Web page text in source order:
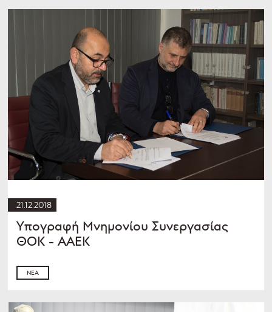
21.12.2018
Υπογραφή Μνημονίου Συνεργασίας
ΘΟΚ - ΑΑΕΚ
ΝΈΑ